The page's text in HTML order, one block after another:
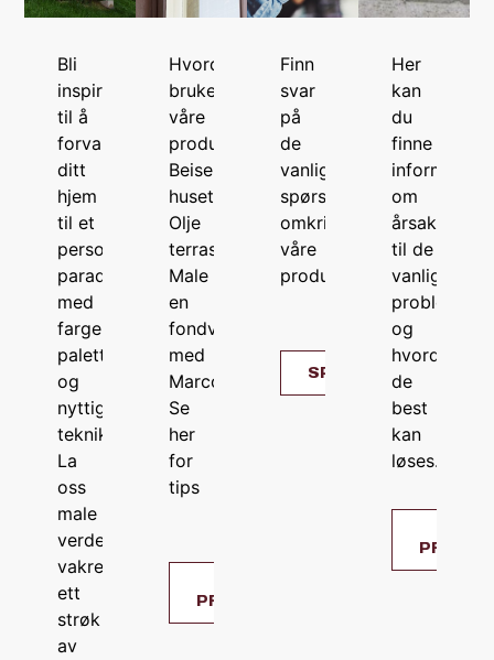
Bli
inspirert
til å
forvandle
ditt
hjem
til et
personlig
paradis
med
fargerike
paletter
og
nyttige
teknikker.
La
oss
male
verden
vakrere,
ett
strøk
av
Hvordan
bruke
våre
produkter?
Beise
huset?
Olje
terrassen?
Male
en
fondvegg
med
Marcopolo?
Se
her
for
tips
PRODUKTER
Finn
svar
på
de
vanligste
spørsmålene
omkring
våre
produkter
SPØRSMÅL
Her
kan
du
finne
informasjon
om
årsaken
til de
vanligste
problemene
og
hvordan
de
best
kan
løses.